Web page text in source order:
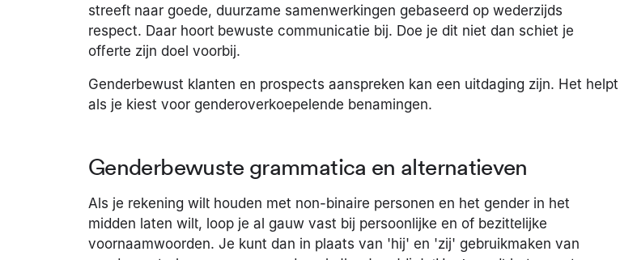
streeft naar goede, duurzame samenwerkingen gebaseerd op wederzijds
respect. Daar hoort bewuste communicatie bij. Doe je dit niet dan schiet je
offerte zijn doel voorbij.
Genderbewust klanten en prospects aanspreken kan een uitdaging zijn. Het helpt
als je kiest voor genderoverkoepelende benamingen.
Genderbewuste grammatica en alternatieven
Als je rekening wilt houden met non-binaire personen en het gender in het
midden laten wilt, loop je al gauw vast bij persoonlijke en of bezittelijke
voornaamwoorden. Je kunt dan in plaats van 'hij' en 'zij' gebruikmaken van